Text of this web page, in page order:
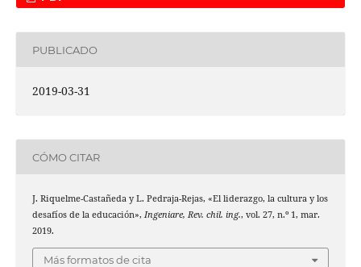
PUBLICADO
2019-03-31
CÓMO CITAR
J. Riquelme-Castañeda y L. Pedraja-Rejas, «El liderazgo, la cultura y los
desafíos de la educación», Ingeniare, Rev. chil. ing., vol. 27, n.º 1, mar.
2019.
Más formatos de cita